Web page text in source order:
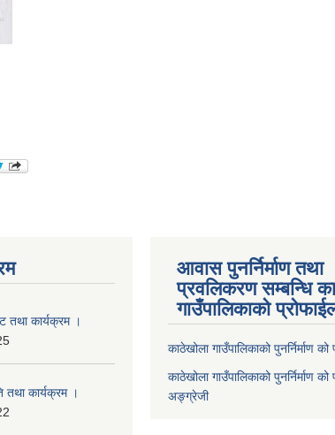
तथा कार्यक्रम ।
तथा कार्यक्रम ।
आवास पुनर्निर्माण तथा
प्रवलिकरण सम्बन्धि
गाउँपालिकाको
काठेखोला गाउँपालिकाको पुनर्निर्माण को
काठेखोला गाउँपालिकाको पुनर्निर्माण को
अङ्ग्रेजी